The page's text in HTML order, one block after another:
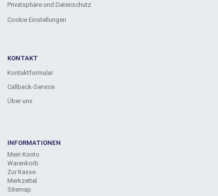
Privatsphäre und Datenschutz
Cookie Einstellungen
KONTAKT
Kontaktformular
Callback-Service
Über uns
INFORMATIONEN
Mein Konto
Warenkorb
Zur Kasse
Merkzettel
Sitemap